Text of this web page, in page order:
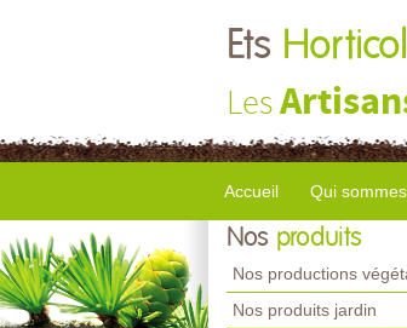
Ets
Les
Accueil Qui
Nos produits
Nos productions
Nos produits jardin